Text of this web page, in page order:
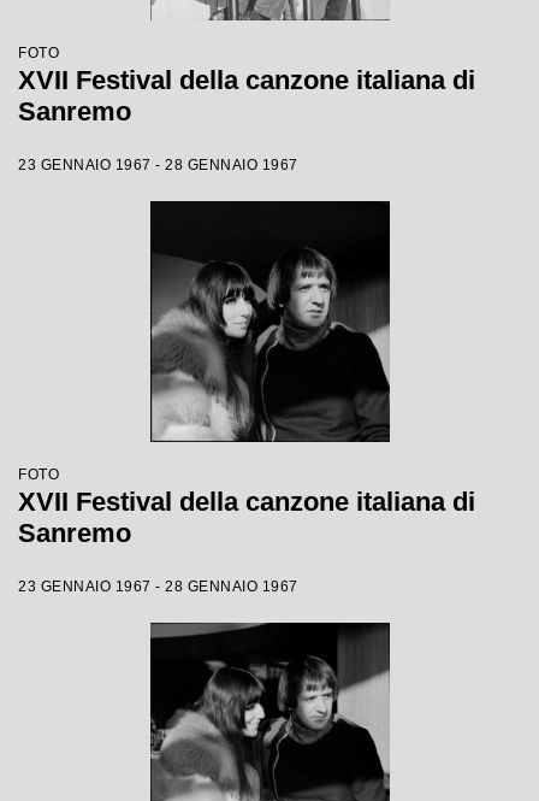
FOTO
XVII Festival della canzone italiana di
Sanremo
23 GENNAIO 1967 - 28 GENNAIO 1967
FOTO
XVII Festival della canzone italiana di
Sanremo
23 GENNAIO 1967 - 28 GENNAIO 1967